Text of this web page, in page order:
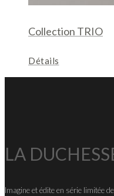
Collection TRIO
Détails
LA
Imagine et édite en série limitée